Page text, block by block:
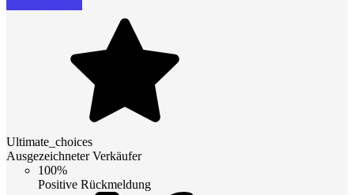
Ultimate_choices
Ausgezeichneter Verkäufer
100%
Positive Rückmeldung